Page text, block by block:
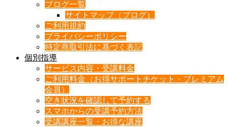
ブログ一覧
サイトマップ（ブログ）
ご利用規約
プライバシーポリシー
特定商取引法に基づく表記
個別指導
サービス内容・受講料金
ご利用料金（お得サポートチケット・プレミアム
会員）
空き状況を確認して予約する
スマホからの受講予約方法
受講講座一覧・お得な講座